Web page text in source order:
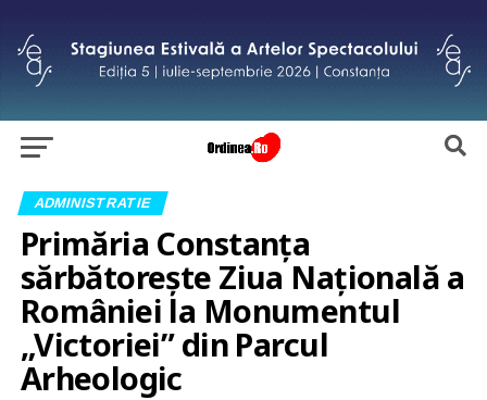
ADMINISTRATIE
Primăria Constanța
sărbătorește Ziua Națională a
României la Monumentul
„Victoriei” din Parcul
Arheologic